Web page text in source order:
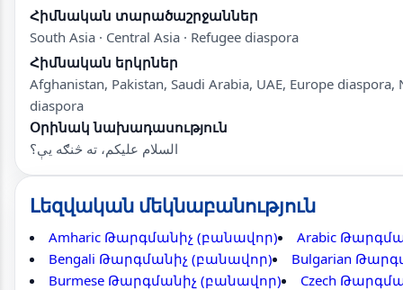
Հիմնական տարածաշրջաններ
South Asia · Central Asia · Refugee diaspora
Հիմնական երկրներ
Afghanistan, Pakistan, Saudi Arabia, UAE, Europe diaspora,
diaspora
Օրինակ նախադասություն
السلام عليکم، ته څنګه يې؟
Լեզվական մեկնաբանություն
Amharic Թարգմանիչ (բանավոր)
Arabic
Bengali Թարգմանիչ (բանավոր)
Bulgarian
Burmese Թարգմանիչ (բանավոր)
Czech